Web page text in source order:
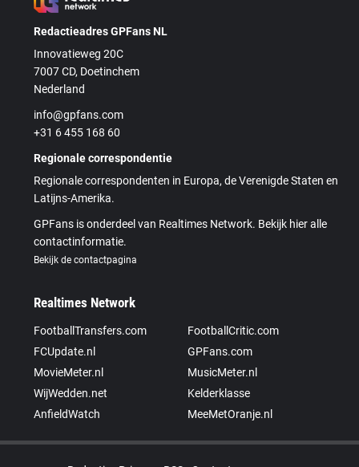
Redactieadres GPFans NL
Innovatieweg 20C
7007 CD, Doetinchem
Nederland
info@gpfans.com
+31 6 455 168 60
Regionale correspondentie
Regionale correspondenten in Europa, de Verenigde Staten en
Latijns-Amerika.
GPFans is onderdeel van Realtimes Network. Bekijk hier alle
contactinformatie.
Bekijk de contactpagina
Realtimes Network
FootballTransfers.com
FootballCritic.com
FCUpdate.nl
GPFans.com
MovieMeter.nl
MusicMeter.nl
WijWedden.net
Kelderklasse
AnfieldWatch
MeeMetOranje.nl